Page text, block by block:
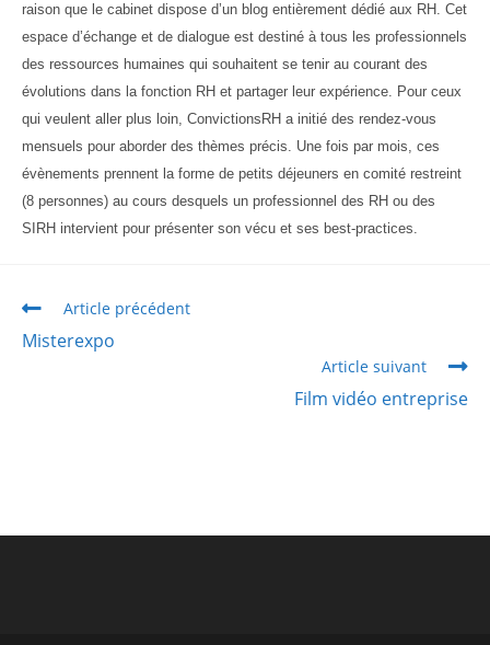
raison que le cabinet dispose d’un blog entièrement dédié aux RH. Cet
espace d’échange et de dialogue est destiné à tous les professionnels
des ressources humaines qui souhaitent se tenir au courant des
évolutions dans la fonction RH et partager leur expérience. Pour ceux
qui veulent aller plus loin, ConvictionsRH a initié des rendez-vous
mensuels pour aborder des thèmes précis. Une fois par mois, ces
évènements prennent la forme de petits déjeuners en comité restreint
(8 personnes) au cours desquels un professionnel des RH ou des
SIRH intervient pour présenter son vécu et ses best-practices.
Article précédent
Misterexpo
Article suivant
Film vidéo entreprise